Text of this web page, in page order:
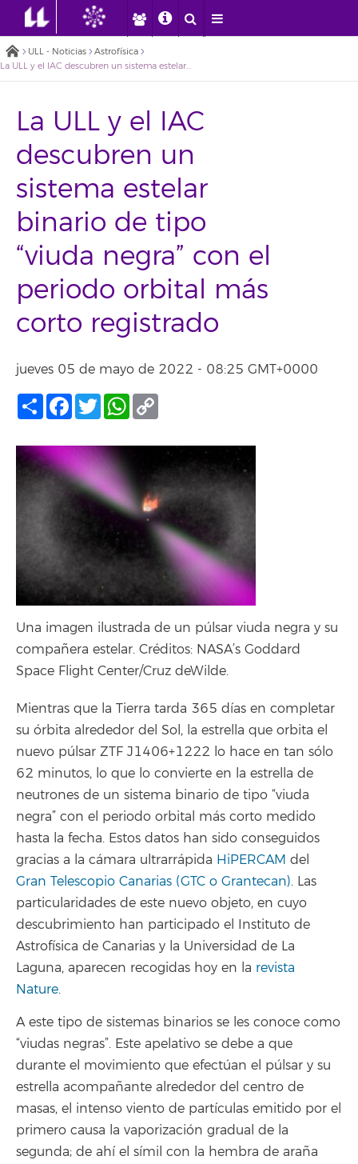
ULL - Noticias
Astrofísica
La ULL y el IAC descubren un sistema estelar binario de tipo “viuda negra” con el periodo orbital más corto registrado
La ULL y el IAC
descubren un
sistema estelar
binario de tipo
“viuda negra” con el
periodo orbital más
corto registrado
jueves 05 de mayo de 2022 - 08:25 GMT+0000
Compartir
Facebook
TwitterWhatsApp
Una imagen ilustrada de un púlsar viuda negra y su
compañera estelar. Créditos: NASA’s Goddard
Space Flight Center/Cruz deWilde.
Mientras que la Tierra tarda 365 días en completar
su órbita alrededor del Sol, la estrella que orbita el
nuevo púlsar ZTF J1406+1222 lo hace en tan sólo
62 minutos, lo que lo convierte en la estrella de
neutrones de un sistema binario de tipo “viuda
negra” con el periodo orbital más corto medido
hasta la fecha. Estos datos han sido conseguidos
gracias a la cámara ultrarrápida HiPERCAM del
Gran Telescopio Canarias (GTC o Grantecan). Las
particularidades de este nuevo objeto, en cuyo
descubrimiento han participado el Instituto de
Astrofísica de Canarias y la Universidad de La
Laguna, aparecen recogidas hoy en la revista
Nature.
A este tipo de sistemas binarios se les conoce como
“viudas negras”. Este apelativo se debe a que
durante el movimiento que efectúan el púlsar y su
estrella acompañante alrededor del centro de
masas, el intenso viento de partículas emitido por el
primero causa la vaporización gradual de la
segunda; de ahí el símil con la hembra de araña